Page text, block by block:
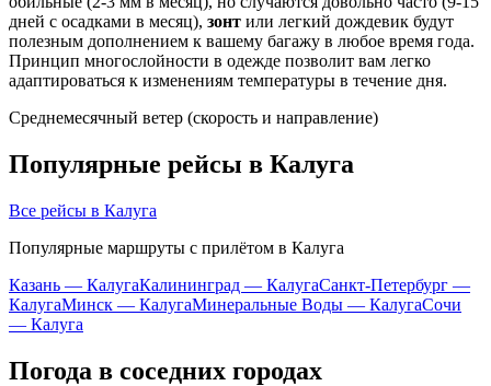
дней с осадками в месяц), зонт или легкий дождевик будут
полезным дополнением к вашему багажу в любое время года.
Принцип многослойности в одежде позволит вам легко
адаптироваться к изменениям температуры в течение дня.
Среднемесячный ветер (скорость и направление)
Популярные рейсы в Калуга
Все рейсы в Калуга
Популярные маршруты с прилётом в Калуга
Казань — КалугаКалининград — КалугаСанкт-Петербург —
КалугаМинск — КалугаМинеральные Воды — КалугаСочи
— Калуга
Погода в соседних городах